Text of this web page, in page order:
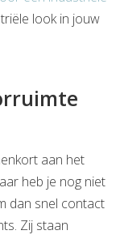
look in jouw
aan het
heb je nog niet
dan snel contact
Zij staan